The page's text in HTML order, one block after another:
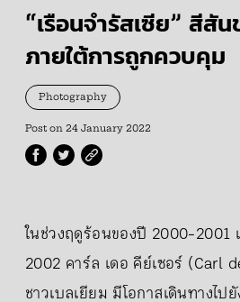
“เรือนจำรัสเซีย” สีสั
ภายใต้การถูกควบคุม
Photography
Post on 24 January 2022
ในช่วงฤดูร้อนของปี 2000-
2002 คาร์ล เดอ คีย์เซอร์ (Carl
ชาวเบลเยียม มีโอกาสเดินทางไป